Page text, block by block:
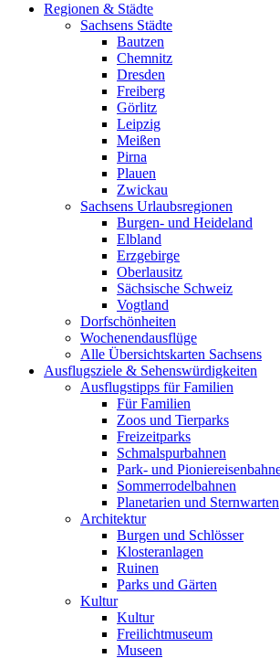
Regionen & Städte
Sachsens Städte
Bautzen
Chemnitz
Dresden
Freiberg
Görlitz
Leipzig
Meißen
Pirna
Plauen
Zwickau
Sachsens Urlaubsregionen
Burgen- und Heideland
Elbland
Erzgebirge
Oberlausitz
Sächsische Schweiz
Vogtland
Dorfschönheiten
Wochenendausflüge
Alle Übersichtskarten Sachsens
Ausflugsziele & Sehenswürdigkeiten
Ausflugstipps für Familien
Für Familien
Zoos und Tierparks
Freizeitparks
Schmalspurbahnen
Park- und
Sommerrodelbahnen
Planetarien und Sternwarten
Architektur
Burgen und Schlösser
Klosteranlagen
Ruinen
Parks und Gärten
Kultur
Kultur
Freilichtmuseum
Museen